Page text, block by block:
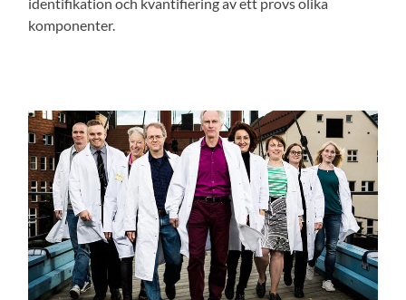
komponenter.